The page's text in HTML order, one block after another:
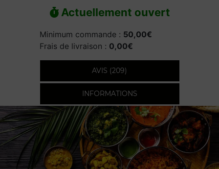
Actuellement ouvert
Minimum commande : 50,00€
Frais de livraison : 0,00€
AVIS (209)
INFORMATIONS